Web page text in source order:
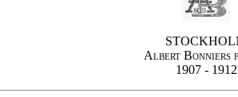
Albert Bonniers